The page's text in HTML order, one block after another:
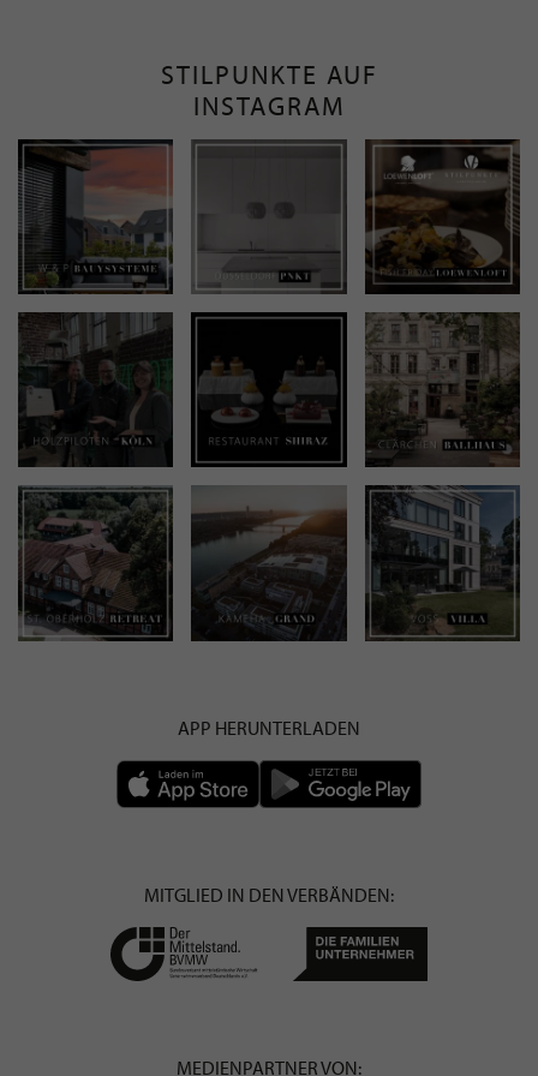
STILPUNKTE AUF
INSTAGRAM
APP HERUNTERLADEN
MITGLIED IN DEN VERBÄNDEN:
MEDIENPARTNER VON: